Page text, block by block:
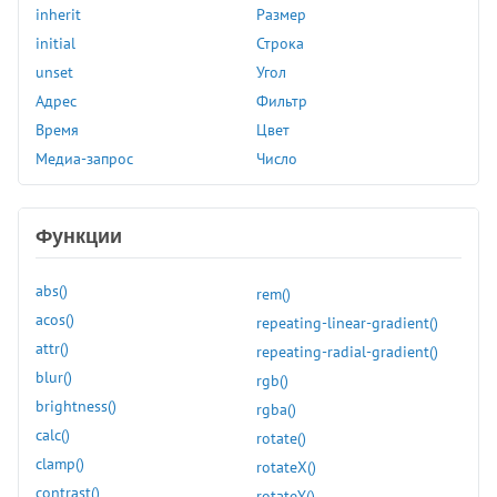
padding-inline-end
padding-inline-start
padding-left
padding-right
padding-top
page-break-after
page-break-before
page-break-inside
perspective
perspective-origin
place-content
place-items
place-self
pointer-events
inherit
initial
unset
Адрес
Время
Медиа-запрос
Размер
Строка
Угол
Фильтр
Цвет
Число
Функции
abs()
acos()
attr()
blur()
brightness()
calc()
clamp()
contrast()
rem()
repeating-linear-gradient()
repeating-radial-gradient()
rgb()
rgba()
rotate()
rotateX()